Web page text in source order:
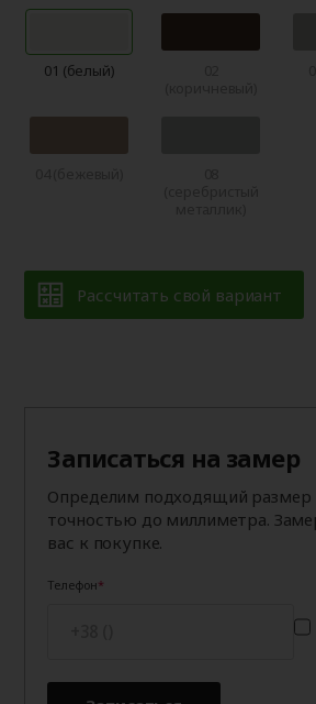
01 (белый)
Рассчитать свой вариант
Записаться на замер
Определим подходящий размер
точностью до миллиметра.
вас к покупке.
Телефон